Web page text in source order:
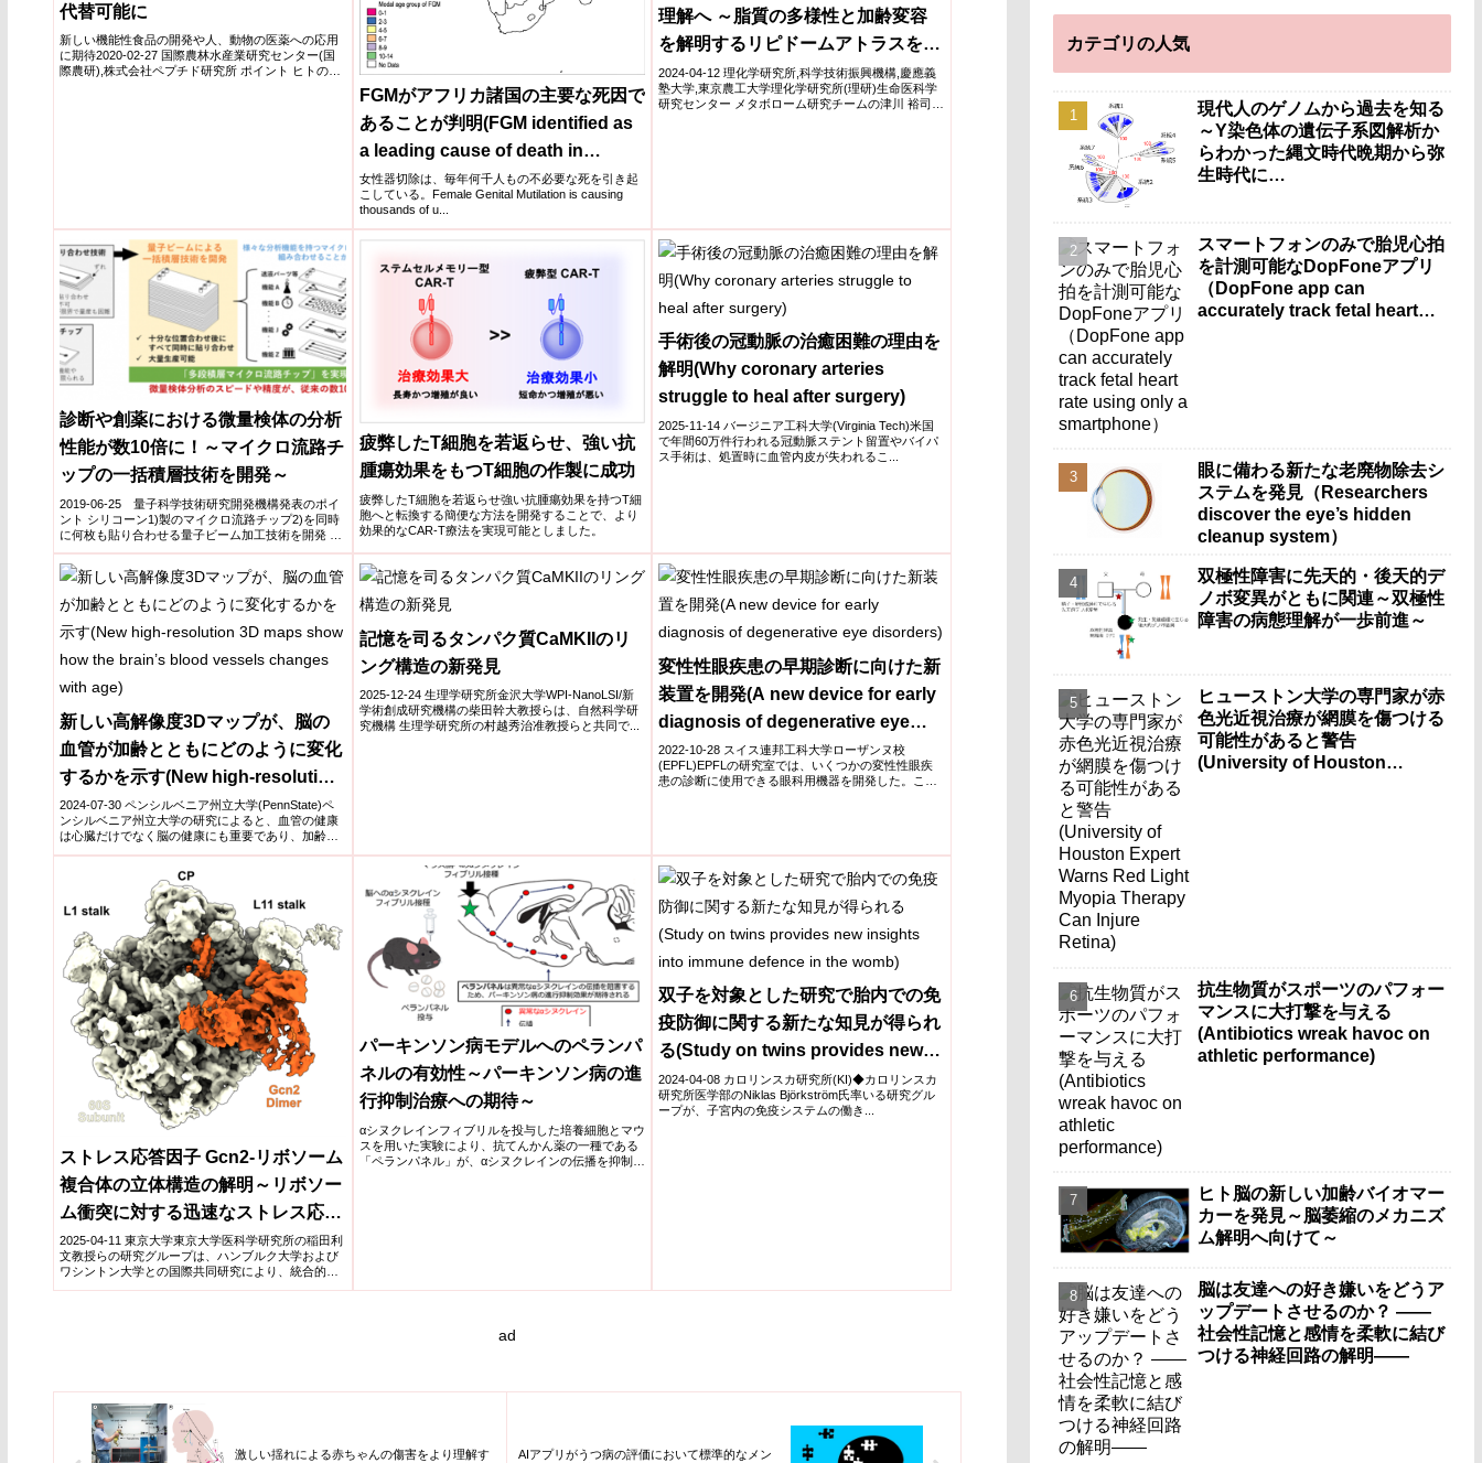
代替可能に
新しい機能性食品の開発や人、動物の医薬への応用
に期待2020-02-27 国際農林水産業研究センター(国
際農研),株式会社ペプチド研究所 ポイント ヒトの血
FGMがアフリカ諸国の主要な死因で
あることが判明(FGM identified as
a leading cause of death in
African countries)
女性器切除は、毎年何千人もの不必要な死を引き起
こしている。Female Genital Mutilation is causing
thousands of u...
理解へ ～脂質の多様性と加齢変容
を解明するリピドームアトラスを構
築～
2024-04-12 理化学研究所,科学技術振興機構,慶應義
塾大学,東京農工大学理化学研究所(理研)生命医科学
研究センター メタボローム研究チームの津川 裕司
診断や創薬における微量検体の分析
性能が数10倍に！～マイクロ流路チ
ップの一括積層技術を開発～
2019-06-25 量子科学技術研究開発機構発表のポイ
ント シリコーン1)製のマイクロ流路チップ2)を同時
に何枚も貼り合わせる量子ビーム加工技術を開発 マ
イク...
疲弊したT細胞を若返らせ、強い抗
腫瘍効果をもつT細胞の作製に成功
疲弊したT細胞を若返らせ強い抗腫瘍効果を持つT細
胞へと転換する簡便な方法を開発することで、より
効果的なCAR-T療法を実現可能としました。
手術後の冠動脈の治癒困難の理由を
解明(Why coronary arteries
struggle to heal after surgery)
2025-11-14 バージニア工科大学(Virginia Tech)米国
で年間60万件行われる冠動脈ステント留置やバイパ
ス手術は、処置時に血管内皮が失われるこ...
新しい高解像度3Dマップが、脳の
血管が加齢とともにどのように変化
するかを示す(New high-resolution
3D maps show how the brain’s
blood vessels changes with age)
2024-07-30 ペンシルベニア州立大学(PennState)ペ
ンシルベニア州立大学の研究によると、血管の健康
は心臓だけでなく脳の健康にも重要であり、加齢
記憶を司るタンパク質CaMKIIのリ
ング構造の新発見
2025-12-24 生理学研究所金沢大学WPI-NanoLSI/新
学術創成研究機構の柴田幹大教授らは、自然科学研
究機構 生理学研究所の村越秀治准教授らと共同で...
変性性眼疾患の早期診断に向けた新
装置を開発(A new device for early
diagnosis of degenerative eye
disorders)
2022-10-28 スイス連邦工科大学ローザンヌ校
(EPFL)EPFLの研究室では、いくつかの変性性眼疾
患の診断に使用できる眼科用機器を開発した。この
ストレス応答因子 Gcn2-リボソーム
複合体の立体構造の解明～リボソー
ム衝突に対する迅速なストレス応答
のための待機状態を発見～
2025-04-11 東京大学​東京大学医科学研究所の稲田利
文教授らの研究グループは、ハンブルク大学および
ワシントン大学との国際共同研究により、統合的ス
パーキンソン病モデルへのペランパ
ネルの有効性～パーキンソン病の進
行抑制治療への期待～
αシヌクレインフィブリルを投与した培養細胞とマウ
スを用いた実験により、抗てんかん薬の一種である
「ペランパネル」が、αシヌクレインの伝播を抑制す
双子を対象とした研究で胎内での免
疫防御に関する新たな知見が得られ
る(Study on twins provides new
insights into immune defence in
the womb)
2024-04-08 カロリンスカ研究所(KI)◆カロリンスカ
研究所医学部のNiklas Björkström氏率いる研究グル
ープが、子宮内の免疫システムの働き...
ad
激しい揺れによる赤ちゃんの傷害をより理解す
AIアプリがうつ病の評価において標準的なメン
カテゴリの人気
現代人のゲノムから過去を知る
～Y染色体の遺伝子系図解析か
らわかった縄文時代晩期から弥
生時代に…
スマートフォンのみで胎児心拍
を計測可能なDopFoneアプリ
（DopFone app can
accurately track fetal heart
眼に備わる新たな老廃物除去シ
ステムを発見（Researchers
discover the eye’s hidden
cleanup system）
双極性障害に先天的・後天的デ
ノボ変異がともに関連～双極性
障害の病態理解が一歩前進～
ヒューストン大学の専門家が赤
色光近視治療が網膜を傷つける
可能性があると警告
(University of Houston
抗生物質がスポーツのパフォー
マンスに大打撃を与える
(Antibiotics wreak havoc on
athletic performance)
ヒト脳の新しい加齢バイオマー
カーを発見～脳萎縮のメカニズ
ム解明へ向けて～
脳は友達への好き嫌いをどうア
ップデートさせるのか？ ――
社会性記憶と感情を柔軟に結び
つける神経回路の解明――